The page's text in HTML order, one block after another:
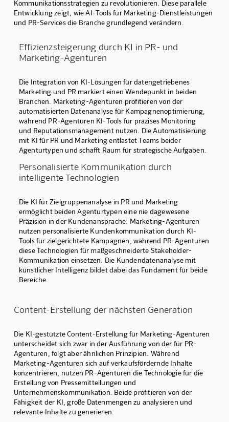
Kommunikationsstrategien zu revolutionieren. Diese parallele
Entwicklung zeigt, wie AI-Tools für Marketing-Dienstleistungen
und PR-Services die Branche grundlegend verändern.
Effizienzsteigerung durch KI in PR- und
Marketing-Agenturen
Die Integration von KI-Lösungen für datengetriebenes
Marketing und PR markiert einen Wendepunkt in beiden
Branchen. Marketing-Agenturen profitieren von der
automatisierten Datenanalyse für Kampagnenoptimierung,
während PR-Agenturen KI-Tools für präzises Monitoring
und Reputationsmanagement nutzen. Die Automatisierung
mit KI für PR und Marketing entlastet Teams beider
Agenturtypen und schafft Raum für strategische Aufgaben.
Personalisierte Kommunikation durch
intelligente Technologien
Die KI für Zielgruppenanalyse in PR und Marketing
ermöglicht beiden Agenturtypen eine nie dagewesene
Präzision in der Kundenansprache. Marketing-Agenturen
nutzen personalisierte Kundenkommunikation durch KI-
Tools für zielgerichtete Kampagnen, während PR-Agenturen
diese Technologien für maßgeschneiderte Stakeholder-
Kommunikation einsetzen. Die Kundendatenanalyse mit
künstlicher Intelligenz bildet dabei das Fundament für beide
Bereiche.
Content-Erstellung der nächsten Generation
Die KI-gestützte Content-Erstellung für Marketing-Agenturen
unterscheidet sich zwar in der Ausführung von der für PR-
Agenturen, folgt aber ähnlichen Prinzipien. Während
Marketing-Agenturen sich auf verkaufsfördernde Inhalte
konzentrieren, nutzen PR-Agenturen die Technologie für die
Erstellung von Pressemitteilungen und
Unternehmenskommunikation. Beide profitieren von der
Fähigkeit der KI, große Datenmengen zu analysieren und
relevante Inhalte zu generieren.